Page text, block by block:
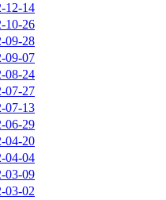
14
26
28
07
24
27
13
29
20
04
09
02